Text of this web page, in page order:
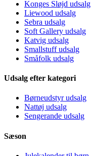
Konges Sløjd udsalg
Liewood udsalg
Sebra udsalg
Soft Gallery udsalg
Katvig udsalg
Smallstuff udsalg
Småfolk udsalg
Udsalg efter kategori
Børneudstyr udsalg
Nattøj udsalg
Sengerande udsalg
Sæson